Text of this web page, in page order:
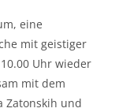
eine
mit geistiger
Uhr wieder
mit dem
Zatonskih und